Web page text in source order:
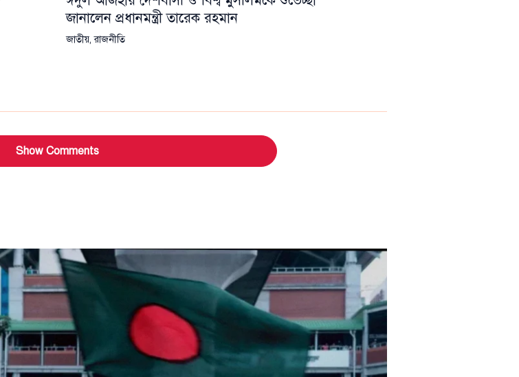
জানালেন প্রধানমন্ত্রী তারেক রহমান
জাতীয়,রাজনীতি
Show Comments